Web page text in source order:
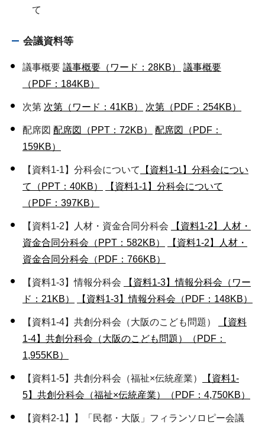
て
会議資料等
議事概要 議事概要（ワード：28KB）
議事概要
（PDF：184KB）
次第 次第（ワード：41KB） 次第（PDF：254KB）
配席図 配席図（PPT：72KB）
配席図（PDF：
159KB）
【資料1-1】分科会について
【資料1-1】分科会につい
て（PPT：40KB）
【資料1-1】分科会について
（PDF：397KB）
【資料1-2】人材・資金合同分科会
【資料1-2】人材・
資金合同分科会（PPT：582KB）
【資料1-2】人材・
資金合同分科会（PDF：766KB）
【資料1-3】情報分科会
【資料1-3】情報分科会（ワー
ド：21KB）
【資料1-3】情報分科会（PDF：148KB）
【資料1-4】共創分科会（大阪のこども問題）
【資料
1-4】共創分科会（大阪のこども問題）（PDF：
1,955KB）
【資料1-5】共創分科会（福祉×伝統産業）
【資料1-
5】共創分科会（福祉×伝統産業）（PDF：4,750KB）
【資料2-1】】「民都・大阪」フィランソロピー会議